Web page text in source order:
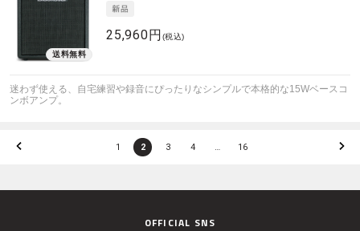
25,960円 (税込)
迷わず使える、自宅練習や録音にぴったりなシンプルで本格的な15Wベースコ
ンボアンプ。
1 2 3 4 … 16
OFFICIAL SNS